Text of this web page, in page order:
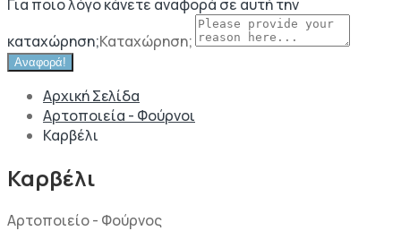
Για ποιο λόγο κάνετε αναφορά σε αυτή την
καταχώρηση;Καταχώρηση;
Αναφορά!
Αρχική Σελίδα
Αρτοποιεία - Φούρνοι
Καρβέλι
Καρβέλι
Αρτοποιείο - Φούρνος